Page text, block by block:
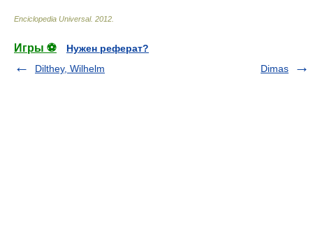
Enciclopedia Universal. 2012
Игры ⚽
Нужен реферат?
Dilthey, Wilhelm
Dimas